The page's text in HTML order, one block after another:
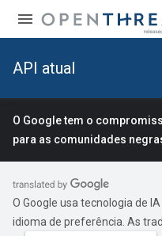
API atual
O Google tem o
para as comunidades
O Google usa tecnologia de
idioma de preferência. As